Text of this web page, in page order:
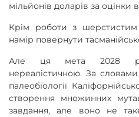
мільйонів доларів за оцінки
Крім роботи з
намір повернути
Але ця мета 2028
нереалістичною. За
палеобіології
створення множинних
завдання, але воно не